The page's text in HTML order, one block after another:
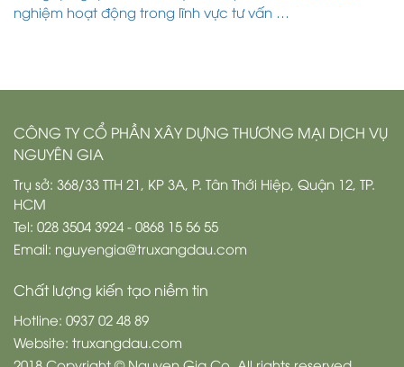
nghiệm hoạt động trong lĩnh vực tư vấn …
CÔNG TY CỔ PHẦN XÂY DỰNG THƯƠNG MẠI DỊCH VỤ
NGUYÊN GIA
Trụ sở: 368/33 TTH 21, KP 3A, P. Tân Thới Hiệp, Quận 12, TP.
HCM
Tel: 028 3504 3924 - 0868 15 56 55
Email: nguyengia@truxangdau.com
Chất lượng kiến tạo niềm tin
Hotline: 0937 02 48 89
Website: truxangdau.com